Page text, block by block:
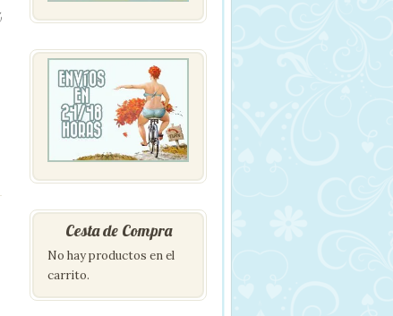
Cesta de Compra
No hay productos en el
carrito.